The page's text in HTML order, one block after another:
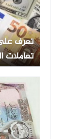
تعرف على
تعاملات